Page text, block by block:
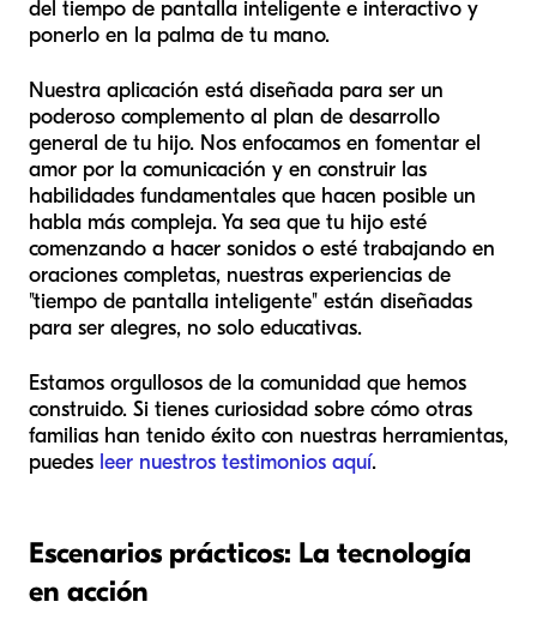
del tiempo de pantalla inteligente e interactivo y
ponerlo en la palma de tu mano.
Nuestra aplicación está diseñada para ser un
poderoso complemento al plan de desarrollo
general de tu hijo. Nos enfocamos en fomentar el
amor por la comunicación y en construir las
habilidades fundamentales que hacen posible un
habla más compleja. Ya sea que tu hijo esté
comenzando a hacer sonidos o esté trabajando en
oraciones completas, nuestras experiencias de
"tiempo de pantalla inteligente" están diseñadas
para ser alegres, no solo educativas.
Estamos orgullosos de la comunidad que hemos
construido. Si tienes curiosidad sobre cómo otras
familias han tenido éxito con nuestras herramientas,
puedes leer nuestros testimonios aquí.
Escenarios prácticos: La tecnología
en acción